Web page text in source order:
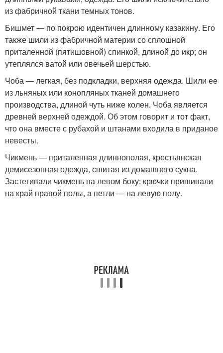
из фабричной ткани темных тонов.
Бишмет — по покрою идентичен длинному казакину. Его
также шили из фабричной материи со сплошной
приталенной (пятишовной) спинкой, длиной до икр; он
утеплялся ватой или овечьей шерстью.
Чоба — легкая, без подкладки, верхняя одежда. Шили ее
из льняных или конопляных тканей домашнего
производства, длиной чуть ниже колен. Чоба является
древней верхней одеждой. Об этом говорит и тот факт,
что она вместе с рубахой и штанами входила в приданое
невесты.
Чикмень — приталенная длиннополая, крестьянская
демисезонная одежда, сшитая из домашнего сукна.
Застегивали чикмень на левом боку: крючки пришивали
на край правой полы, а петли — на левую полу.